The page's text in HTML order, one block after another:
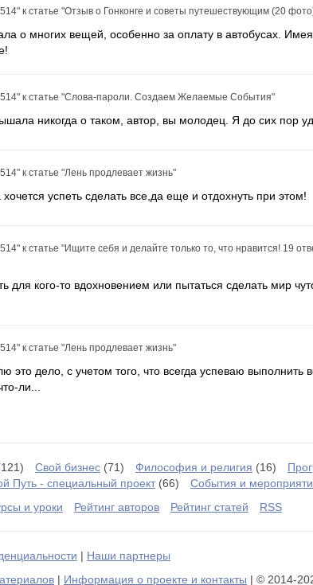
к статье "Отзыв о Гонконге и советы путешествующим (20
о многих вещей, особенно за оплату в автобусах. Имея
к статье "Слова-пароли. Создаем Желаемые События"
никогда о таком, автор, вы молодец. Я до сих пор
к статье "Лень продлевает жизнь"
успеть сделать все,да еще и отдохнуть при этом!
к статье "Ищите себя и делайте только то, что нравится! 19
кого-то вдохновением или пытаться сделать мир
к статье "Лень продлевает жизнь"
дело, с учетом того, что всегда успеваю выполнить
ли...
Свой бизнес (71) Философия и религия (16)
Путь - специальный проект(66) События и
и уроки Рейтинг авторов Рейтинг статей RSS
| Наши партнеры
| Информация о проекте и контакты | © 2014-